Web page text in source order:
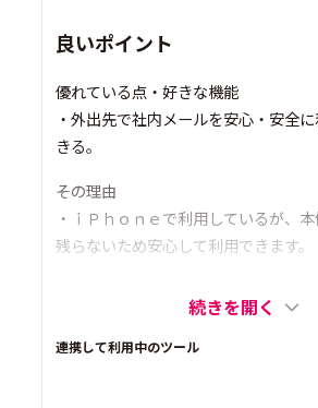
良いポイント
優れている点・好きな機能
・外出先で社内メールを安心・安全
きる。
その理由
・ｉＰｈｏｎｅで利用しているが、
残らないため安心して利用できます。
続きを開く
連携して利用中のツール